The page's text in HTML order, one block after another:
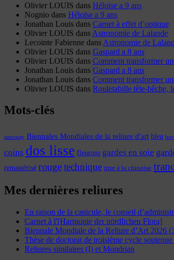
Olivier LOUIS dans Héloïse a 9 ans
Nognio dans Héloïse a 9 ans
Jonathan Louis dans Carnet à effet d’optique
Olivier LOUIS dans Astronomie de Lalande
Lecointe Fabienne dans Astronomie de
Olivier LOUIS dans Gaspard a 8 ans
Olivier LOUIS dans Comment transformer
Jonathan Louis dans Gaspard a 8 ans
Jonathan Louis dans Comment transformer
Olivier LOUIS dans Rouletabille tête-bêche,
Mots-clés
annonay Biennales Mondiales de la reliure d'art bleu
coins dos lisse fleurons gardes en soie
remastérisé rougetechnique titre à la chinoise
Mes dernières reliures
En raison de la canicule, le conseil
Carnet à l'[Harmonie der nördlichen Flora]
Biennale Mondiale de la Reliure d’Art 2026
Thèse de doctorat de troisième cycle
Reliures similaires (I) et Mondrian